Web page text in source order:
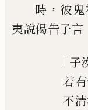
時 ， 彼
夷說偈告子言
「子
若
不